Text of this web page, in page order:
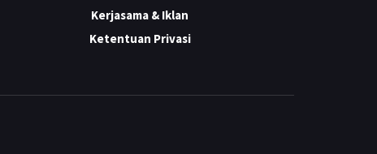
Kerjasama & Iklan
Ketentuan Privasi